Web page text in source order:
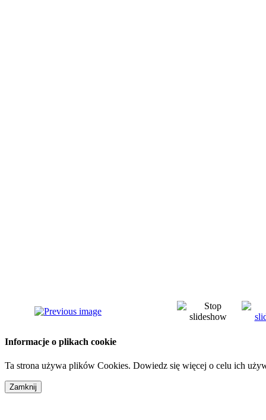
Informacje o plikach cookie
Ta strona używa plików Cookies. Dowiedz się więcej o celu ich